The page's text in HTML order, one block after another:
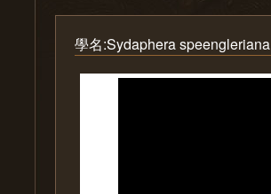
學名:Sydaphera speengleriana